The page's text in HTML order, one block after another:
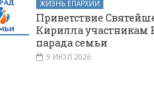
ЖИЗНЬ ЕПАРХИИ
Приветствие
Кирилла участникам
парада семьи
9 ИЮЛ 2026